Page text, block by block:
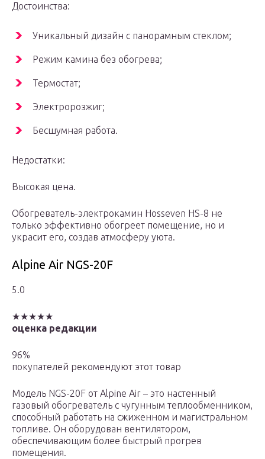
Достоинства:
Уникальный дизайн с панорамным стеклом;
Режим камина без обогрева;
Термостат;
Электророзжиг;
Бесшумная работа.
Недостатки:
Высокая цена.
Обогреватель-электрокамин Hosseven HS-8 не
только эффективно обогреет помещение, но и
украсит его, создав атмосферу уюта.
Alpine Air NGS-20F
5.0
★★★★★
оценка редакции
96%
покупателей рекомендуют этот товар
Модель NGS-20F от Alpine Air – это настенный
газовый обогреватель с чугунным теплообменником,
способный работать на сжиженном и магистральном
топливе. Он оборудован вентилятором,
обеспечивающим более быстрый прогрев
помещения.